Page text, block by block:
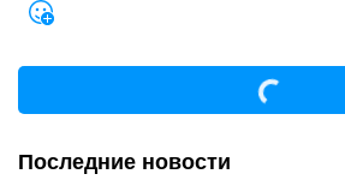
Последние новости